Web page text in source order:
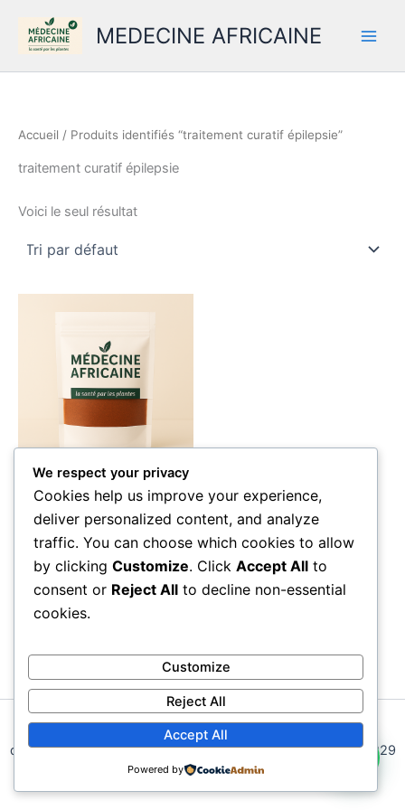
contenu
MEDECINE AFRICAINE
Accueil / Produits identifiés “traitement curatif épilepsie”
traitement curatif épilepsie
Voici le seul résultat
nerveuses
Traitement naturel de
l’épilepsie
Lire la suite
Médecine Africaine, la santé par les plantes. Pour plus
d'information complémentaire veuillez nous contactez au +229
95959146
We respect your privacy
Cookies help us improve your experience,
deliver personalized content, and analyze
traffic. You can choose which cookies to allow
by clicking Customize. Click Accept All to
consent or Reject All to decline non-essential
cookies.
Customize
Reject All
Accept All
Powered by